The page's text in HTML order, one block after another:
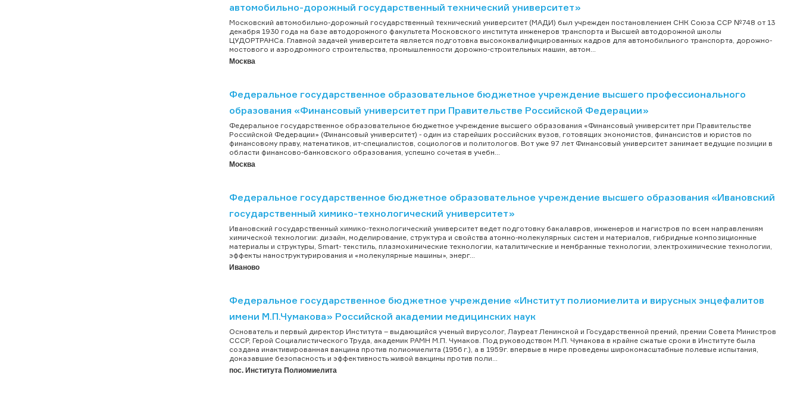
автомобильно-дорожный государственный технический университет»
Московский автомобильно-дорожный государственный технический университет (МАДИ) был учрежден постановлением СНК Союза ССР №748 от 13
декабря 1930 года на базе автодорожного факультета Московского института инженеров транспорта и Высшей автодорожной школы
ЦУДОРТРАНСа. Главной задачей университета является подготовка высококвалифицированных кадров для автомобильного транспорта, дорожно-
мостового и аэродромного строительства, промышленности дорожно-строительных машин, автом...
Москва
Федеральное государственное образовательное бюджетное учреждение высшего профессионального
образования «Финансовый университет при Правительстве Российской Федерации»
Федеральное государственное образовательное бюджетное учреждение высшего образования «Финансовый университет при Правительстве
Российской Федерации» (Финансовый университет) - один из старейших российских вузов, готовящих экономистов, финансистов и юристов по
финансовому праву, математиков, ит-специалистов, социологов и политологов. Вот уже 97 лет Финансовый университет занимает ведущие позиции в
области финансово-банковского образования, успешно сочетая в учебн...
Москва
Федеральное государственное бюджетное образовательное учреждение высшего образования «Ивановский
государственный химико-технологический университет»
Ивановский государственный химико-технологический университет ведет подготовку бакалавров, инженеров и магистров по всем направлениям
химической технологии: дизайн, моделирование, структура и свойства атомно-молекулярных систем и материалов, гибридные композиционные
материалы и структуры, Smart- текстиль, плазмохимические технологии, каталитические и мембранные технологии, электрохимические технологии,
эффекты наноструктурирования и «молекулярные машины», энерг...
Иваново
Федеральное государственное бюджетное учреждение «Институт полиомиелита и вирусных энцефалитов
имени М.П.Чумакова» Российской академии медицинских наук
Основатель и первый директор Института – выдающийся ученый вирусолог, Лауреат Ленинской и Государственной премий, премии Совета Министров
СССР, Герой Социалистического Труда, академик РАМН М.П. Чумаков. Под руководством М.П. Чумакова в крайне сжатые сроки в Институте была
создана инактивированная вакцина против полиомиелита (1956 г.), а в 1959г. впервые в мире проведены широкомасштабные полевые испытания,
доказавшие безопасность и эффективность живой вакцины против поли...
пос. Института Полиомиелита